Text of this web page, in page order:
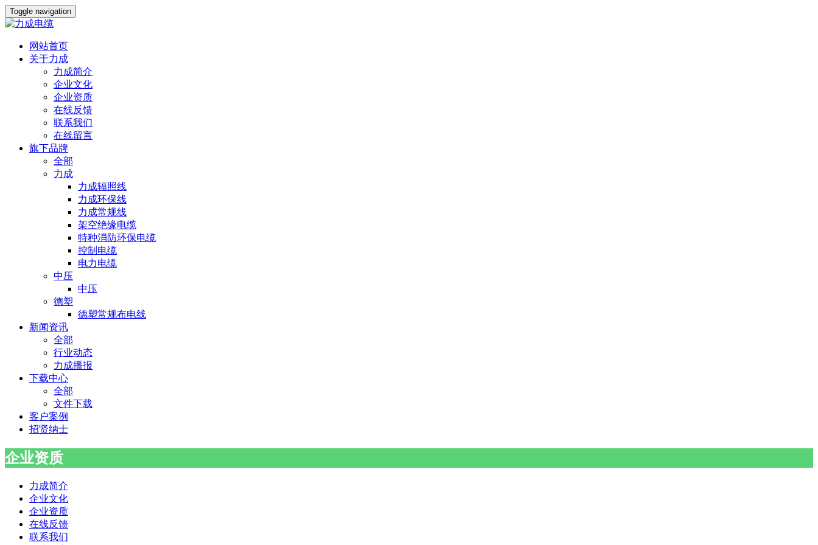
Toggle navigation
网站首页
关于力成
力成简介
企业文化
企业资质
在线反馈
联系我们
在线留言
旗下品牌
全部
力成
力成辐照线
力成环保线
力成常规线
架空绝缘电缆
特种消防环保电缆
控制电缆
电力电缆
中压
中压
德塑
德塑常规布电线
新闻资讯
全部
行业动态
力成播报
下载中心
全部
文件下载
客户案例
招贤纳士
企业资质
力成简介
企业文化
企业资质
在线反馈
联系我们